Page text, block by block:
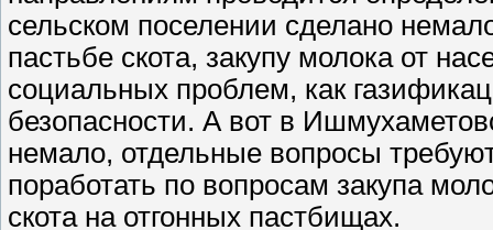
сельском поселении сделано
пастьбе скота, закупу молока от
социальных проблем, как
безопасности. А вот в
немало, отдельные вопросы
поработать по вопросам закупа
скота на отгонных пастбищах.